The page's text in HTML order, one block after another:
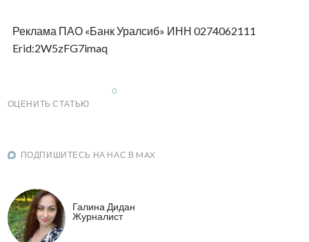
Реклама ПАО «Банк Уралсиб» ИНН 0274062111
Erid:2W5zFG7imaq
ОЦЕНИТЬ СТАТЬЮ
0
ПОДПИШИТЕСЬ НА НАС В MAX
Галина Дидан
Журналист